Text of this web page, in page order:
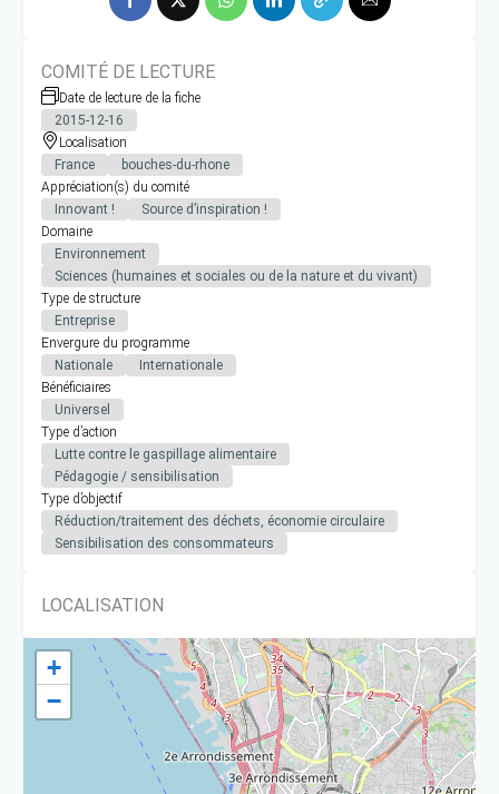
COMITÉ DE LECTURE
Date de lecture de la fiche
2015-12-16
Localisation
France
bouches-du-rhone
Appréciation(s) du comité
Innovant !
Source d’inspiration !
Domaine
Environnement
Sciences (humaines et sociales ou de la nature et du vivant)
Type de structure
Entreprise
Envergure du programme
Nationale
Internationale
Bénéficiaires
Universel
Type d’action
Lutte contre le gaspillage alimentaire
Pédagogie / sensibilisation
Type d’objectif
Réduction/traitement des déchets, économie circulaire
Sensibilisation des consommateurs
LOCALISATION
+
−